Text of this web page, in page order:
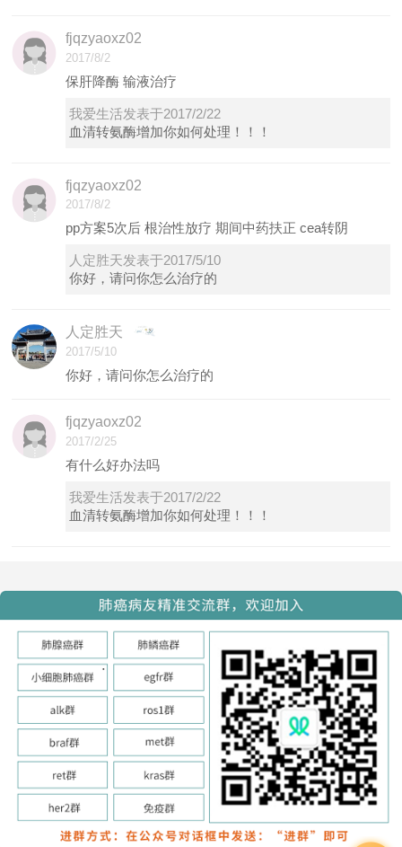
fjqzyaoxz02
2017/8/2
保肝降酶 输液治疗
我爱生活发表于2017/2/22
血清转氨酶增加你如何处理！！！
fjqzyaoxz02
2017/8/2
pp方案5次后 根治性放疗 期间中药扶正 cea转阴
人定胜天发表于2017/5/10
你好，请问你怎么治疗的
人定胜天
2017/5/10
你好，请问你怎么治疗的
fjqzyaoxz02
2017/2/25
有什么好办法吗
我爱生活发表于2017/2/22
血清转氨酶增加你如何处理！！！